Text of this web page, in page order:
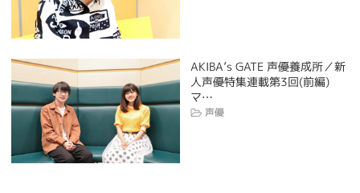
AKIBA’s GATE 声優養成所／新
人声優特集連載第3回(前編)
マ…
声優